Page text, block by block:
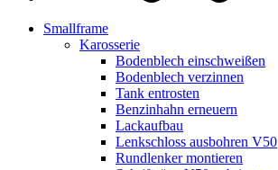
Smallframe
Karosserie
Bodenblech einschweißen
Bodenblech verzinnen
Tank entrosten
Benzinhahn erneuern
Lackaufbau
Lenkschloss ausbohren V50
Rundlenker montieren